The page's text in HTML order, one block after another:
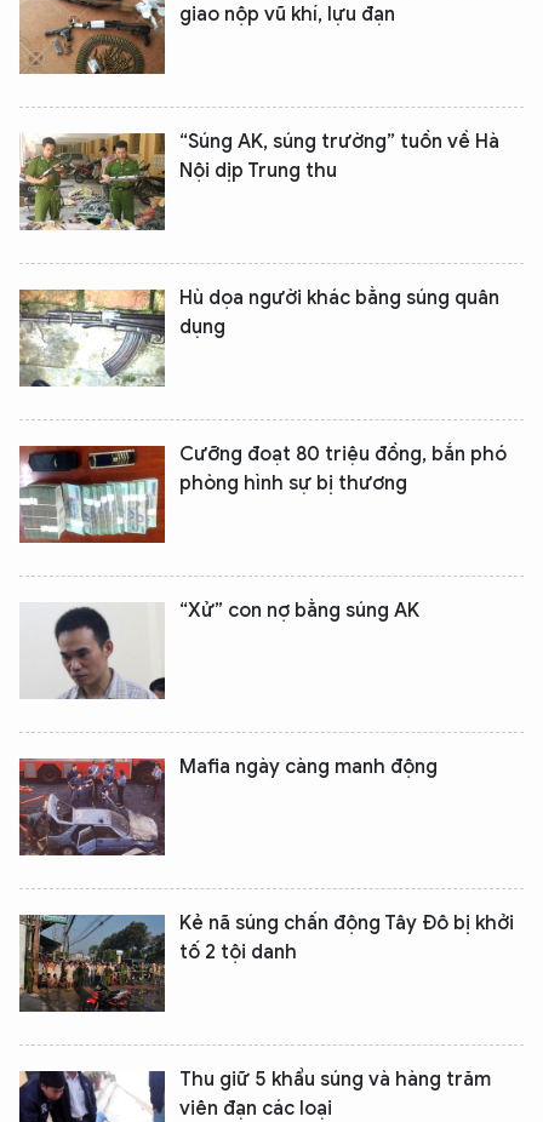
giao nộp vũ khí, lựu đạn
“Súng AK, súng trường” tuồn về Hà
Nội dịp Trung thu
Hù dọa người khác bằng súng quân
dụng
Cưỡng đoạt 80 triệu đồng, bắn phó
phòng hình sự bị thương
“Xử” con nợ bằng súng AK
Mafia ngày càng manh động
Kẻ nã súng chấn động Tây Đô bị khởi
tố 2 tội danh
Thu giữ 5 khẩu súng và hàng trăm
viên đạn các loại